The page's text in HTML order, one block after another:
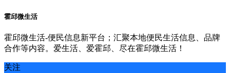
霍邱微生活
霍邱微生活-便民信息新平台；汇聚本地便民生活信息、品牌
合作等内容。爱生活、爱霍邱、尽在霍邱微生活！
关注